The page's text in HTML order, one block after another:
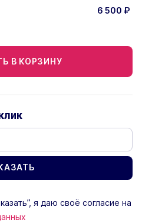
6 500 ₽
В КОРЗИНУ
я даю своё согласие на